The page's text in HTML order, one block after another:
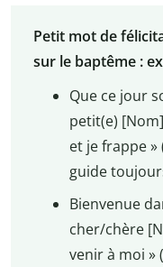
Petit mot de
sur le baptême :
Que ce jour
petit(e)
et je frappe »
guide
Bienvenue
cher/chère
venir à moi »